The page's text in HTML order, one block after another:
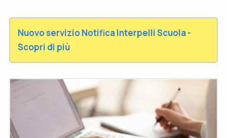
Nuovo servizio Notifica Interpelli Scuola -
Scopri di più